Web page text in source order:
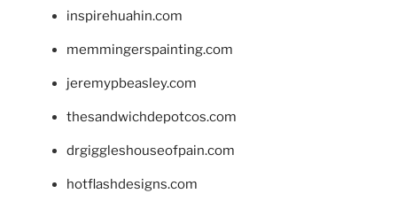
inspirehuahin.com
memmingerspainting.com
jeremypbeasley.com
thesandwichdepotcos.com
drgiggleshouseofpain.com
hotflashdesigns.com